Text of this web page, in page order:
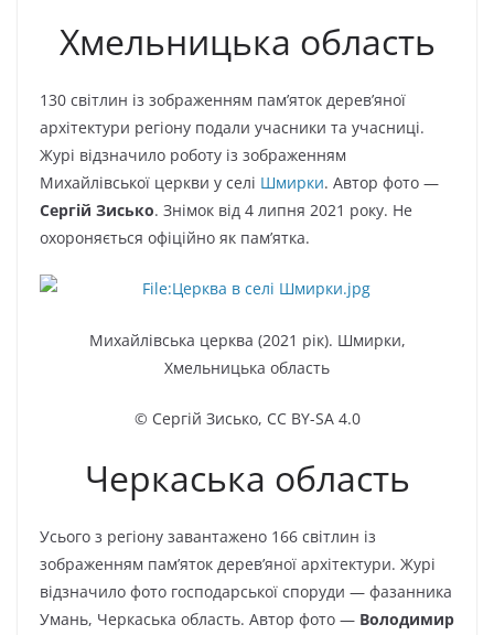
Хмельницька область
130 світлин із зображенням пам’яток дерев’яної
архітектури регіону подали учасники та учасниці.
Журі відзначило роботу із зображенням
Михайлівської церкви у селі Шмирки. Автор фото —
Сергій Зисько. Знімок від 4 липня 2021 року. Не
охороняється офіційно як пам’ятка.
Михайлівська церква (2021 рік). Шмирки,
Хмельницька область
© Сергій Зисько, CC BY-SA 4.0
Черкаська область
Усього з регіону завантажено 166 світлин із
зображенням пам’яток дерев’яної архітектури. Журі
відзначило фото господарської споруди — фазанника
Умань, Черкаська область. Автор фото — Володимир